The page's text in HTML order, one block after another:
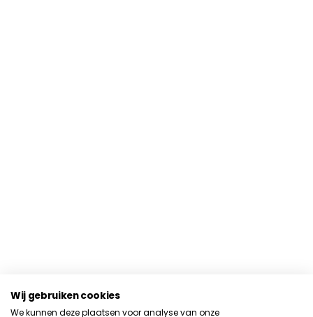
Wij gebruiken cookies
We kunnen deze plaatsen voor analyse van onze